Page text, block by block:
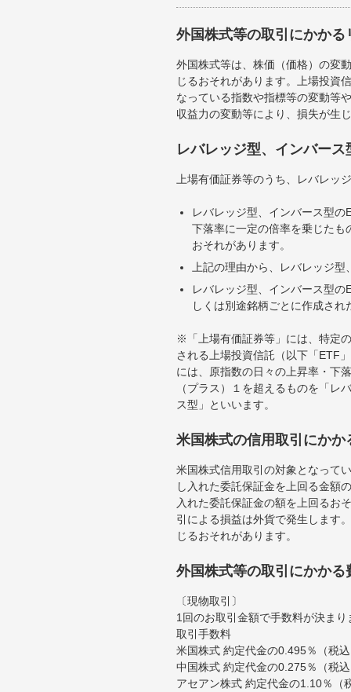
外国株式等の取引にかかる
外国株式等は、株価（価格）の変
じるおそれがあります。上場投資
なっている指数や指標等の変動等
収益力の変動等により、損失が生
レバレッジ型、インバー
上場有価証券等のうち、レバレ
レバレッジ型、インバース型
下落率に一定の倍率を乗じた
おそれがあります。
上記の理由から、レバレッジ
レバレッジ型、インバース型
しくは別途銘柄ごとに作成さ
※「上場有価証券等」には、特定
される上場投資信託（以下「ETF
には、原指数の日々の上昇率・下
（プラス）１を超えるものを「
ス型」といいます。
米国株式の信用取引にかか
米国株式信用取引の対象となって
し入れた委託保証金を上回る金額
入れた委託保証金の額を上回るお
引による損益は外貨で発生します
じるおそれがあります。
外国株式等の取引にかかる
〔現物取引〕
1回のお取引金額で手数料が決まり
取引手数料
米国株式 約定代金の0.495％（税
中国株式 約定代金の0.275％（税
アセアン株式 約定代金の1.10％（